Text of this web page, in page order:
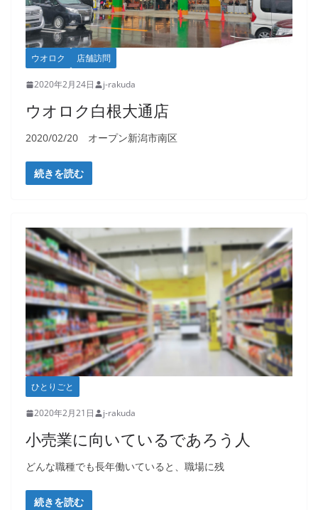
ウオロク 店舗訪問
2020年2月24日 j-rakuda
ウオロク白根大通店
2020/02/20 オープン新潟市南区
続きを読む
ひとりごと
2020年2月21日 j-rakuda
小売業に向いているであろう人
どんな職種でも長年働いていると、職場に残
続きを読む